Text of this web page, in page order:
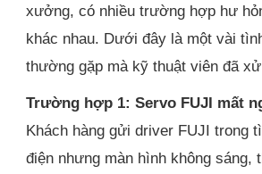
xưởng, có nhiều trường hợp hư
khác nhau. Dưới đây là một vài
thường gặp mà kỹ thuật viên đã
Trường hợp 1: Servo FUJI mất
Khách hàng gửi driver FUJI trong
điện nhưng màn hình không sáng,